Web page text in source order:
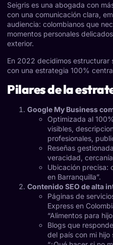
Seigris es una abogada con
con una comunicación clara,
audiencia: colombianos que
momentos personales
exterior.
En 2022 decidimos estructurar
con una estrategia 100%
Pilares de la
Google My Business
Optimizada al
visibles,
profesionales,
Reseñas
veracidad,
Ubicación precisa:
en Barranquilla”.
Contenido SEO de alta
Páginas de
Express en
“Alimentos para
Blogs que
del país con mi hijo